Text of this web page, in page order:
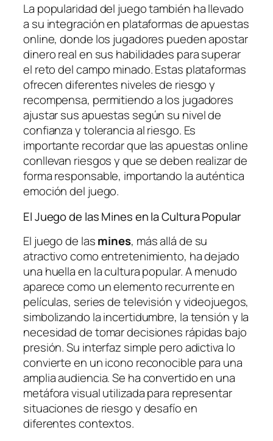
La popularidad del juego también ha llevado
a su integración en plataformas de apuestas
online, donde los jugadores pueden apostar
dinero real en sus habilidades para superar
el reto del campo minado. Estas plataformas
ofrecen diferentes niveles de riesgo y
recompensa, permitiendo a los jugadores
ajustar sus apuestas según su nivel de
confianza y tolerancia al riesgo. Es
importante recordar que las apuestas online
conllevan riesgos y que se deben realizar de
forma responsable, importando la auténtica
emoción del juego.
El Juego de las Mines en la Cultura Popular
El juego de lasmines, más allá de su
atractivo como entretenimiento, ha dejado
una huella en la cultura popular. A menudo
aparece como un elemento recurrente en
películas, series de televisión y videojuegos,
simbolizando la incertidumbre, la tensión y la
necesidad de tomar decisiones rápidas bajo
presión. Su interfaz simple pero adictiva lo
convierte en un icono reconocible para una
amplia audiencia. Se ha convertido en una
metáfora visual utilizada para representar
situaciones de riesgo y desafío en
diferentes contextos.